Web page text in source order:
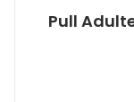
Pull